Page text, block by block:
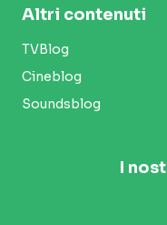
Altri contenuti
TVBlog
Cineblog
Soundsblog
I